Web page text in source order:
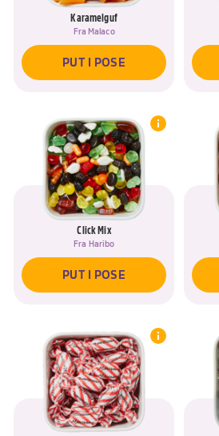
Karamelguf
Fra Malaco
PUT I POSE
Click Mix
Fra Haribo
PUT I POSE